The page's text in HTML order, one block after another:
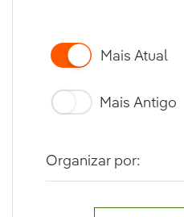
Organizar por:
Mais Atual
Mais Antigo